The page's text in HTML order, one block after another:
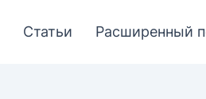
Статьи Расширенный